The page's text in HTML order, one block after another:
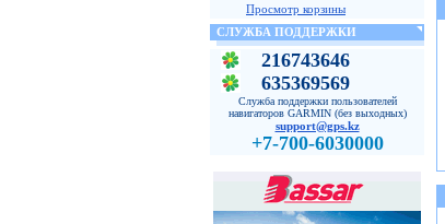
Просмотр корзины
СЛУЖБА ПОДДЕРЖКИ
216743646
635369569
Служба поддержки пользователей
навигаторов GARMIN (без выходных)
support@gps.kz
+7-700-6030000